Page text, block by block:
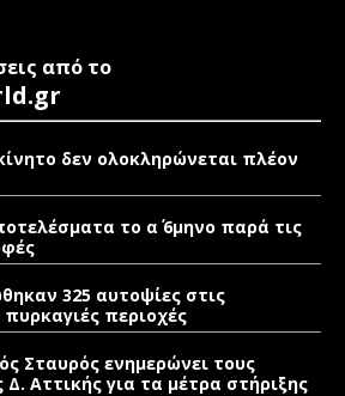
από το
δεν ολοκληρώνεται πλέον
το α΄ 6μηνο παρά τις
325 αυτοψίες στις
περιοχές
Σταυρός ενημερώνει τους
Αττικής για τα μέτρα στήριξης